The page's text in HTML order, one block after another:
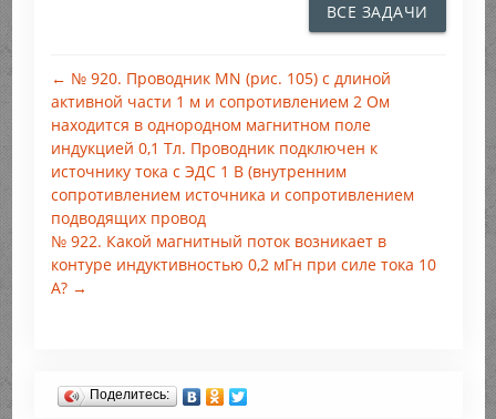
ВСЕ ЗАДАЧИ
← № 920. Проводник MN (рис. 105) с длиной
активной части 1 м и сопротивлением 2 Ом
находится в однородном магнитном поле
индукцией 0,1 Тл. Проводник подключен к
источнику тока с ЭДС 1 В (внутренним
сопротивлением источника и сопротивлением
подводящих провод
№ 922. Какой магнитный поток возникает в
контуре индуктивностью 0,2 мГн при силе тока 10
А? →
Поделитесь: